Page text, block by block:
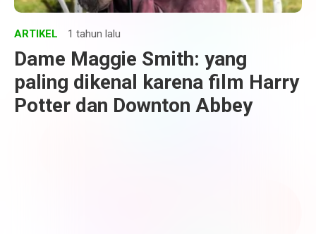
ARTIKEL 1 tahun lalu
Dame Maggie Smith: yang
paling dikenal karena film Harry
Potter dan Downton Abbey